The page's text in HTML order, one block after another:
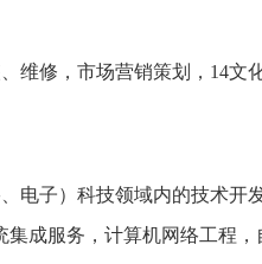
维修，市场营销策划，14文
电子）科技领域内的技术开
成服务，计算机网络工程，